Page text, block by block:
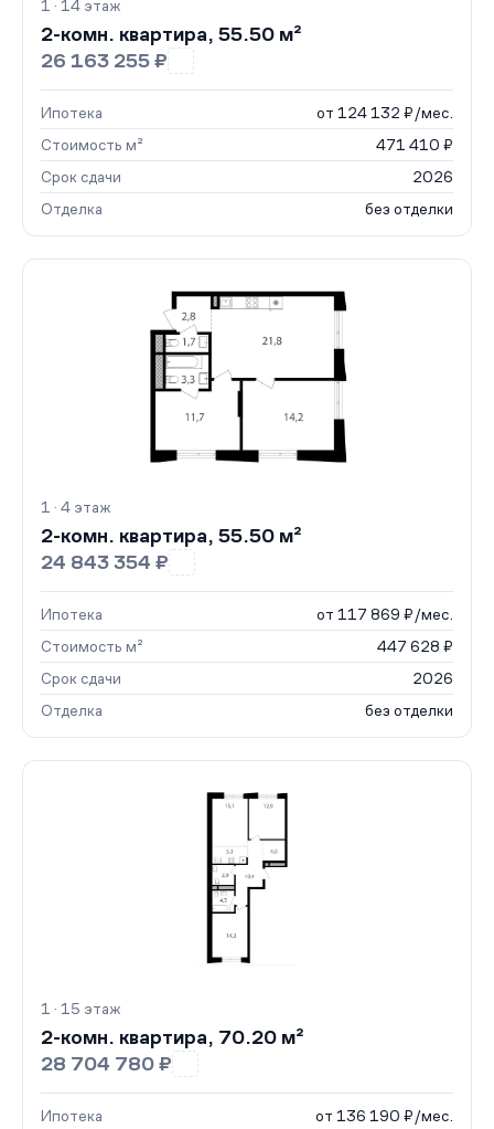
1 · 14 этаж
2-комн. квартира, 55.50 м²
26 163 255 ₽
Ипотека
от 124 132 ₽/мес.
Стоимость м²
471 410 ₽
Срок сдачи
2026
Отделка
без отделки
1 · 4 этаж
2-комн. квартира, 55.50 м²
24 843 354 ₽
Ипотека
от 117 869 ₽/мес.
Стоимость м²
447 628 ₽
Срок сдачи
2026
Отделка
без отделки
1 · 15 этаж
2-комн. квартира, 70.20 м²
28 704 780 ₽
Ипотека
от 136 190 ₽/мес.